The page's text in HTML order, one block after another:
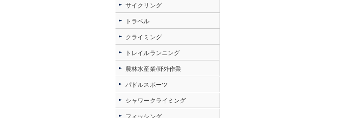
サイクリング
トラベル
クライミング
トレイルランニング
農林水産業/野外作業
パドルスポーツ
シャワークライミング
フィッシング